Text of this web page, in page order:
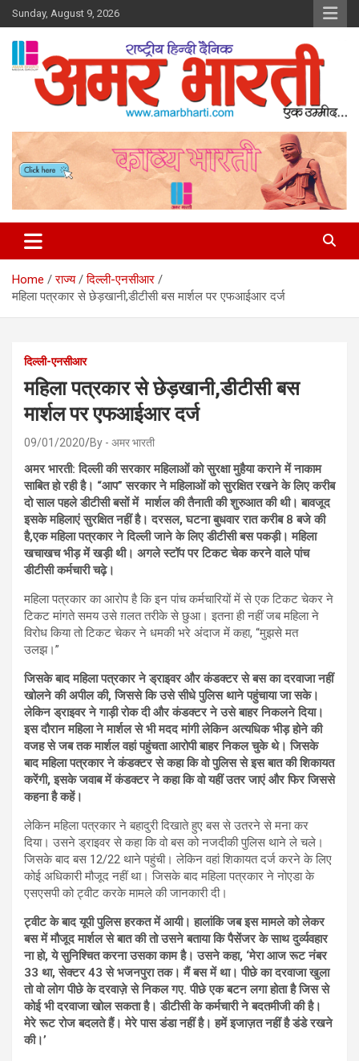
Skip
to
content
Sunday, August 9, 2026
Amar Bharti Media Group
Home राज्य
दिल्ली-एनसीआर
महिला पत्रकार से छेड़खानी,डीटीसी बस मार्शल पर एफआईआर दर्ज
दिल्ली-एनसीआर
महिला पत्रकार से छेड़खानी,डीटीसी बस
मार्शल पर एफआईआर दर्ज
09/01/2020 By - अमर भारती
अमर भारती: दिल्ली की सरकार महिलाओं को सुरक्षा मुहैया कराने में नाकाम
साबित हो रही है। “आप” सरकार ने महिलाओं को सुरक्षित रखने के लिए करीब
दो साल पहले डीटीसी बसों में मार्शल की तैनाती की शुरुआत की थी। बावजूद
इसके महिलाएं सुरक्षित नहीं है। दरसल, घटना बुधवार रात करीब 8 बजे की
है,एक महिला पत्रकार ने दिल्ली जाने के लिए डीटीसी बस पकड़ी। महिला
खचाखच भीड़ में खड़ी थी। अगले स्टॉप पर टिकट चेक करने वाले पांच
डीटीसी कर्मचारी चढ़े।
महिला पत्रकार का आरोप है कि इन पांच कर्मचारियों में से एक टिकट चेकर ने
टिकट मांगते समय उसे ग़लत तरीके से छुआ। इतना ही नहीं जब महिला ने
विरोध किया तो टिकट चेकर ने धमकी भरे अंदाज में कहा, “मुझसे मत
उलझ।”
जिसके बाद महिला पत्रकार ने ड्राइवर और कंडक्टर से बस का दरवाजा नहीं
खोलने की अपील की, जिससे कि उसे सीधे पुलिस थाने पहुंचाया जा सके।
लेकिन ड्राइवर ने गाड़ी रोक दी और कंडक्टर ने उसे बाहर निकलने दिया।
इस दौरान महिला ने मार्शल से भी मदद मांगी लेकिन अत्यधिक भीड़ होने की
वजह से जब तक मार्शल वहां पहुंचता आरोपी बाहर निकल चुके थे। जिसके
बाद महिला पत्रकार ने कंडक्टर से कहा कि वो पुलिस से इस बात की शिकायत
करेंगी, इसके जवाब में कंडक्टर ने कहा कि वो यहीं उतर जाएं और फिर जिससे
कहना है कहें।
लेकिन महिला पत्रकार ने बहादुरी दिखाते हुए बस से उतरने से मना कर
दिया। उसने ड्राइवर से कहा कि वो बस को नजदीकी पुलिस थाने ले चले।
जिसके बाद बस 12/22 थाने पहुंची। लेकिन वहां शिकायत दर्ज करने के लिए
कोई अधिकारी मौजूद नहीं था। जिसके बाद महिला पत्रकार ने नोएडा के
एसएसपी को ट्वीट करके मामले की जानकारी दी।
ट्वीट के बाद यूपी पुलिस हरकत में आयी। हालांकि जब इस मामले को लेकर
बस में मौजूद मार्शल से बात की तो उसने बताया कि पैसेंजर के साथ दुर्व्यवहार
ना हो, ये सुनिश्चित करना उसका काम है। उसने कहा, ‘मेरा आज रूट नंबर
33 था, सेक्टर 43 से भजनपुरा तक। मैं बस में था। पीछे का दरवाजा खुला
तो वो लोग पीछे के दरवाज़े से निकल गए. पीछे एक बटन लगा होता है जिस से
कोई भी दरवाजा खोल सकता है। डीटीसी के कर्मचारी ने बदतमीजी की है।
मेरे रूट रोज बदलते हैं। मेरे पास डंडा नहीं है। हमें इजाज़त नहीं है डंडे रखने
की।’